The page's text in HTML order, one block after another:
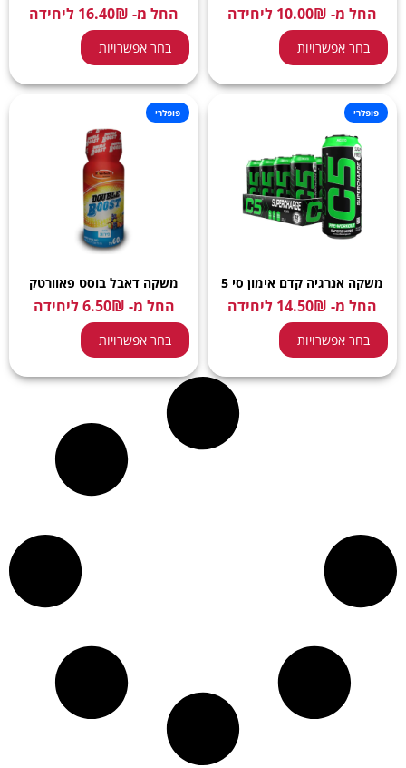
החל מ- 10.00₪ ליחידה
בחר אפשרויות
החל מ- 16.40₪ ליחידה
בחר אפשרויות
פופלרי
משקה אנרגיה קדם אימון סי 5
החל מ- 14.50₪ ליחידה
בחר אפשרויות
פופלרי
משקה דאבל בוסט פאוורטק
החל מ- 6.50₪ ליחידה
בחר אפשרויות